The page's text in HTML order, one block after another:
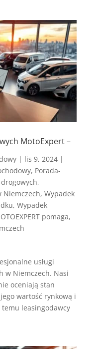
MotoExpert –
| lis 9, 2024|
, Porada-
,
Niemczech, Wypadek
, Wypadek
pomaga,
usługi
w Niemczech. Nasi
oceniają stan
wartość rynkową i
leasingodawcy